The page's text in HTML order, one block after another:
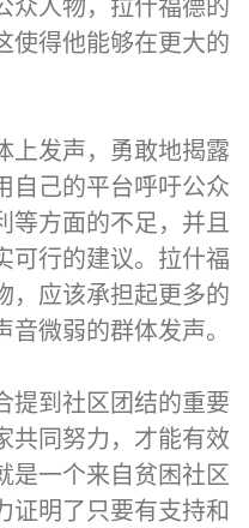
众人物，拉什福德的
使得他能够在更大的
上发声，勇敢地揭露
自己的平台呼吁公众
等方面的不足，并且
可行的建议。拉什福
，应该承担起更多的
微弱的群体发声。
提到社区团结的重要
共同努力，才能有效
是一个来自贫困社区
证明了只要有支持和